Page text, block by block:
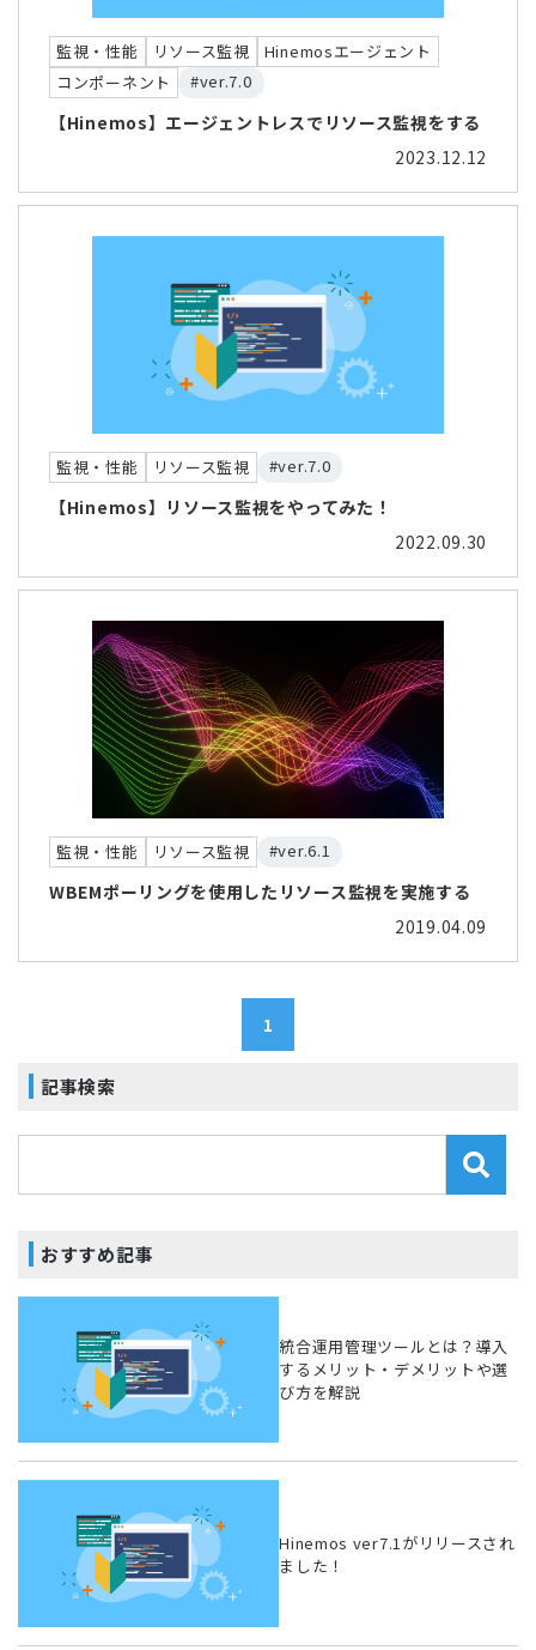
監視・性能 リソース監視
Hinemosエージェント
コンポーネント
#ver.7.0
【Hinemos】エージェントレスでリソース監視をする
2023.12.12
監視・性能 リソース監視 #ver.7.0
【Hinemos】リソース監視をやってみた！
2022.09.30
監視・性能 リソース監視 #ver.6.1
WBEMポーリングを使用したリソース監視を実施する
2019.04.09
1
記事検索
おすすめ記事
統合運用管理ツールとは？導入
するメリット・デメリットや選
び方を解説
Hinemos ver7.1がリリースされ
ました！